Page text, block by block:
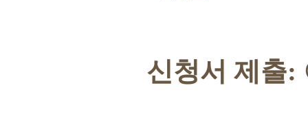
신청서 제출: